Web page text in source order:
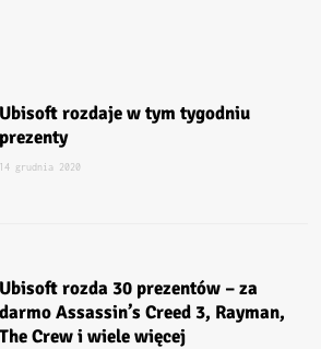
Ubisoft rozdaje w tym tygodniu
prezenty
14 grudnia 2020
Ubisoft rozda 30 prezentów – za
darmo Assassin’s Creed 3, Rayman,
The Crew i wiele więcej